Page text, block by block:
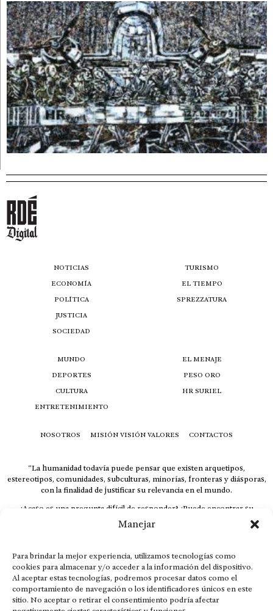
Manejar
Para brindar la mejor experiencia, utilizamos tecnologías como
cookies para almacenar y/o acceder a la información del dispositivo.
Al aceptar estas tecnologías, podremos procesar datos como el
comportamiento de navegación o los identificadores únicos en este
sitio. No aceptar o retirar el consentimiento podría afectar
NOTICIAS
ECONOMÍA
POLÍTICA
JUSTICIA
SOCIEDAD
TURISMO
EL TIEMPO
SPREZZATURA
MUNDO
DEPORTES
CULTURA
ENTRETENIMIENTO
EL MENAJE
PESO ORO
HR SURIEL
NOSOTROS MISIÓN VISIÓN VALORES CONTACTOS
“La humanidad todavía puede pensar que existen arquetipos,
estereotipos, comunidades, subculturas, minorías, fronteras y diásporas,
con la finalidad de justificar su relevancia en el mundo.
¿Acaso es una pregunta difícil de responder? ¿Puede encontrar su
respuesta al instante, otorgando al receptor cuestionado espacio y
velocidad suficiente para responder correctamente? De no ser así, el que
El concepto de familia no está limitado exclusivamente a la sangre; seres
que surgen en nuestro diario vivir suelen pesar más que los
emparentados. Más bien, el apego de estas dos versiones de seres
queridos mueve ideales provenientes de sus vivencias.